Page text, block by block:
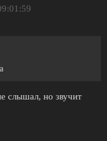
слышал, но звучит